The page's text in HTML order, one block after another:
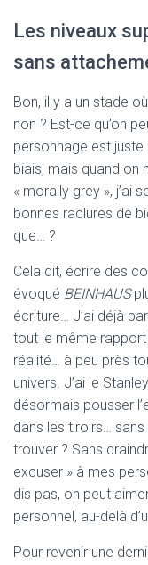
Les niveaux
sans
Bon, il y a un stade
non ? Est-ce qu’on
personnage est juste
biais, mais quand
« morally grey », j’ai
bonnes raclures de
que… ?
Cela dit, écrire des
évoqué BEINHAUS
écriture… J’ai déjà
tout le même rapport
réalité… à peu près
univers. J’ai le
désormais pousser
dans les tiroirs…
trouver ? Sans
excuser » à mes
dis pas, on peut
personnel, au-delà
Pour revenir une